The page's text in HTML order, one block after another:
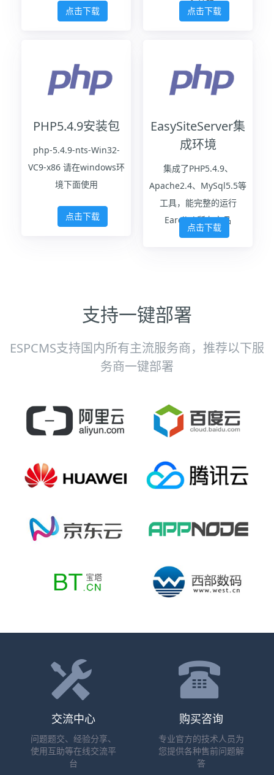
下载服务器安装版
下载集成版
赞助链接： ChinaZ站长下载 A5源码下载 码云代码库
点击下载
utf8编码
点击下载
PHP5.4.9安装包
php-5.4.9-nts-Win32-
VC9-x86 请在windows环
境下面使用
点击下载
EasySiteServer集
成环境
集成了PHP5.4.9、
Apache2.4、MySql5.5等
工具，能完整的运行
Earclink所有产品
点击下载
支持一键部署
ESPCMS支持国内所有主流服务商，推荐以下服
务商一键部署
交流中心
问题题交、经验分享、
使用互助等在线交流平
台
购买咨询
专业官方的技术人员为
您提供各种售前问题解
答